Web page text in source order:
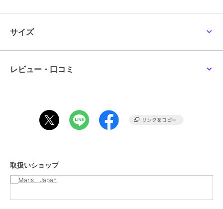
ブランド クリアストーン
ショップ
（仮装）・パーティグッズ
性別タイプ
（仮装）・パーティグッズ
ブルー
素材
商品のお取り扱い方法
サイズ
レビュー・口コミ
取扱いショップ